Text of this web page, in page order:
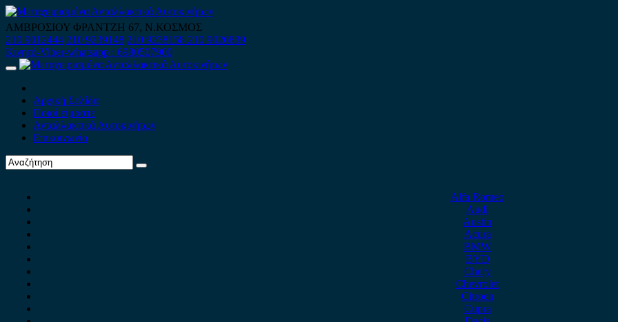
Skip
to
content
ΑΜΒΡΟΣΙΟΥ ΦΡΑΝΤΖΗ 67, Ν.ΚΟΣΜΟΣ
210 9012444 210 9239148 210 9238158 210 9026839
Κινητό-Viber-whatsapp : 6980507900
Primary
Αρχική Σελίδα
Ποιοί είμαστε
Ανταλλακτικά Αυτοκινήτων
Επικοινωνία
Alfa Romeo
Audi
Austin
Acura
BMW
BYD
Chery
Chevrolet
Citroen
Cupra